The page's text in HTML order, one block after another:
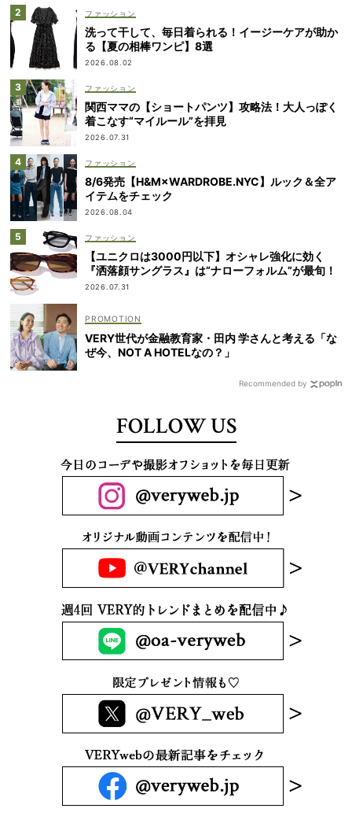
ファッション
洗って干して、毎日着られる！イージーケアが助か
る【夏の相棒ワンピ】8選
2026.08.02
ファッション
関西ママの【ショートパンツ】攻略法！大人っぽく
着こなす“マイルール”を拝見
2026.07.31
ファッション
8/6発売【H&M×WARDROBE.NYC】ルック＆全ア
イテムをチェック
2026.08.04
ファッション
【ユニクロは3000円以下】オシャレ強化に効く
『洒落顔サングラス』は“ナローフォルム”が最旬！
2026.07.31
VERY世代が金融教育家・田内 学さんと考える「な
ぜ今、NOT A HOTELなの？」
Recommended by
FOLLOW US